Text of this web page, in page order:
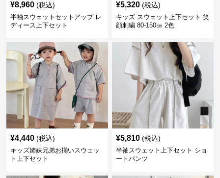
¥8,960 (税込)
半袖スウェットセットアップ レ
ディース上下セット
¥5,320 (税込)
キッズ スウェット上下セット 笑
顔刺繍 80-150㎝ 2色
¥4,440 (税込)
キッズ姉妹兄弟お揃いスウェッ
ト上下セット
¥5,810 (税込)
半袖スウェット上下セット ショ
ートパンツ